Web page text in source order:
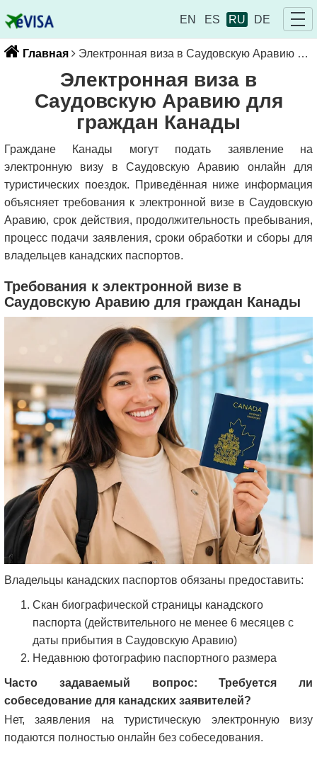
EN ES RU DE
Главная Электронная виза в Саудовскую Аравию для граждан Канады
Электронная виза в
Саудовскую Аравию для
граждан Канады
Граждане Канады могут подать заявление на
электронную визу в Саудовскую Аравию онлайн для
туристических поездок. Приведённая ниже информация
объясняет требования к электронной визе в Саудовскую
Аравию, срок действия, продолжительность пребывания,
процесс подачи заявления, сроки обработки и сборы для
владельцев канадских паспортов.
Требования к электронной визе в
Саудовскую Аравию для граждан Канады
Владельцы канадских паспортов обязаны предоставить:
Скан биографической страницы канадского
паспорта (действительного не менее 6 месяцев с
даты прибытия в Саудовскую Аравию)
Недавнюю фотографию паспортного размера
Часто задаваемый вопрос: Требуется ли
собеседование для канадских заявителей?
Нет, заявления на туристическую электронную визу
подаются полностью онлайн без собеседования.